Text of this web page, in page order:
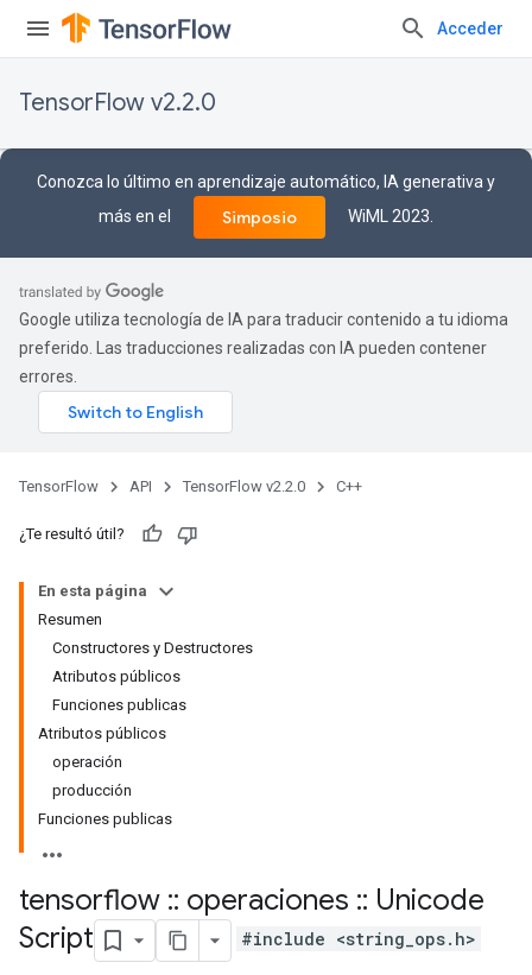
Acceder
TensorFlow v2.2.0
Conozca lo último en aprendizaje automático, IA generativa y
más en el
Simposio WiML 2023.
Google utiliza tecnología de IA para traducir contenido a tu idioma
preferido. Las traducciones realizadas con IA pueden contener
errores.
TensorFlow API TensorFlow v2.2.0 C++
¿Te resultó útil?
En esta página
Resumen
Constructores y Destructores
Atributos públicos
Funciones publicas
Atributos públicos
operación
producción
Funciones publicas
tensorflow :: operaciones :: Unicode
Script
#include <string_ops.h>